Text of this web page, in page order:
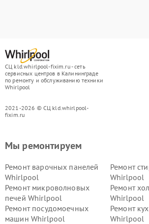
СЦ kld.whirlpool-fixim.ru - сеть
сервисных центров в Калининграде
по ремонту и обслуживанию техники
Whirlpool
2021-2026 © СЦ kld.whirlpool-
fixim.ru
Мы ремонтируем
Ремонт варочных панелей
Whirlpool
Ремонт
Whirlpool
Ремонт микроволновых
печей Whirlpool
Ремонт
Whirlpool
Ремонт посудомоечных
машин Whirlpool
Ремонт
Whirlpool